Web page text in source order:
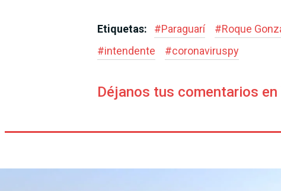
Etiquetas: #Paraguarí #Roque
#intendente #coronaviruspy
Déjanos tus comentarios en